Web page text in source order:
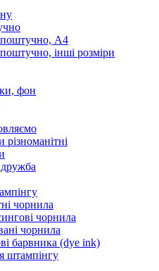
А4
інші розміри
фон
чорнила
чорнила
чорнила
барвника (dye ink)
штампінгу